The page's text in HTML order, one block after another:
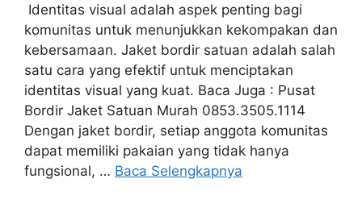
Identitas visual adalah aspek penting bagi
komunitas untuk menunjukkan kekompakan dan
kebersamaan. Jaket bordir satuan adalah salah
satu cara yang efektif untuk menciptakan
identitas visual yang kuat. Baca Juga : Pusat
Bordir Jaket Satuan Murah 0853.3505.1114
Dengan jaket bordir, setiap anggota komunitas
dapat memiliki pakaian yang tidak hanya
fungsional, … Baca Selengkapnya